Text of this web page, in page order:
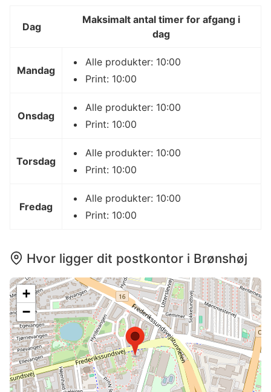
Dag
Maksimalt antal timer for afgang i
dag
Mandag
Alle produkter: 10:00
Print: 10:00
Onsdag
Alle produkter: 10:00
Print: 10:00
Torsdag
Alle produkter: 10:00
Print: 10:00
Fredag
Alle produkter: 10:00
Print: 10:00
Hvor ligger dit postkontor i Brønshøj
+
−